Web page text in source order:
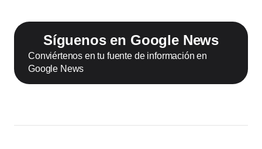
Síguenos en Google News
Conviértenos en tu fuente de información en
Google News